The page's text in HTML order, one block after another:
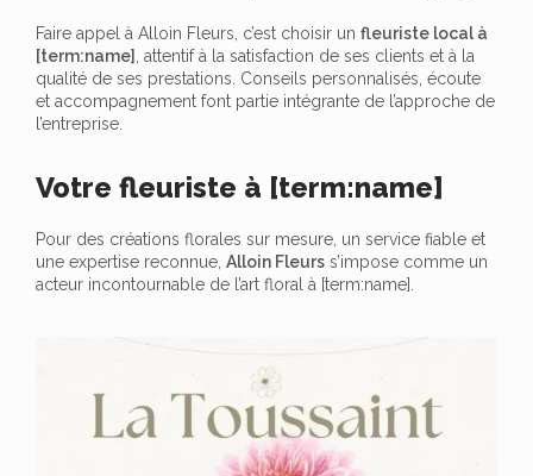
Faire appel à Alloin Fleurs, c’est choisir un fleuriste local à
[term:name]
, attentif à la satisfaction de ses clients et à la
qualité de ses prestations. Conseils personnalisés, écoute
et accompagnement font partie intégrante de l’approche de
l’entreprise.
Votre fleuriste à [term:name]
Pour des créations florales sur mesure, un service fiable et
une expertise reconnue, Alloin Fleurs s’impose comme un
acteur incontournable de l’art floral à [term:name].